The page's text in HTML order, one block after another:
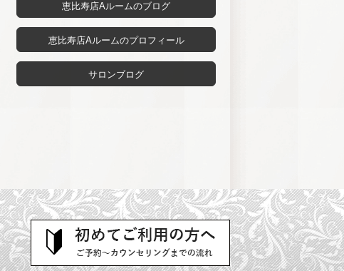
恵比寿店Aルームのブログ
恵比寿店Aルームのプロフィール
サロンブログ